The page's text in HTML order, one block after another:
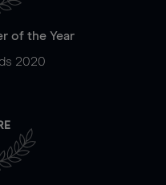
of the Year
2020